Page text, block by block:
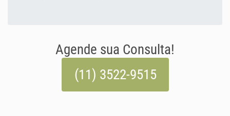
Agende sua Consulta!
(11) 3522-9515